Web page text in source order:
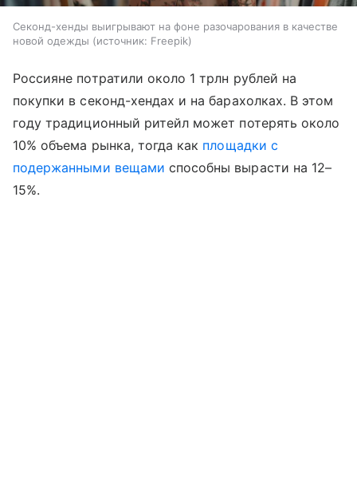
Секонд-хенды выигрывают на фоне разочарования в качестве
новой одежды
источник: Freepik
Россияне потратили около 1 трлн рублей на
покупки в секонд-хендах и на барахолках. В этом
году традиционный ритейл может потерять около
10% объема рынка, тогда как площадки с
подержанными вещами способны вырасти на 12–
15%.